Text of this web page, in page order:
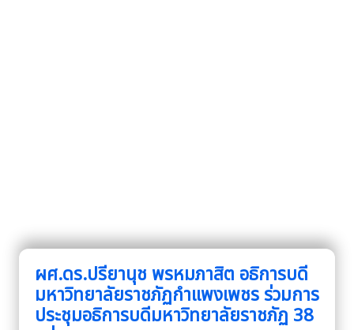
ผศ.ดร.ปรียานุช พรหมภาสิต อธิการบดี
มหาวิทยาลัยราชภัฏกำแพงเพชร ร่วมการ
ประชุมอธิการบดีมหาวิทยาลัยราชภัฏ 38